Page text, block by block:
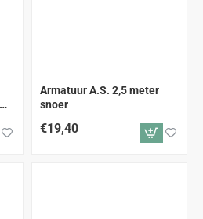
Armatuur A.S. 2,5 meter
snoer
€19,40